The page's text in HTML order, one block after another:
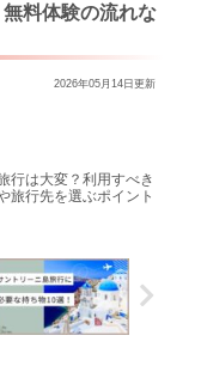
料体験の流れな
2026年05月14日更新
行は大変？利用すべき
旅行先を選ぶポイント